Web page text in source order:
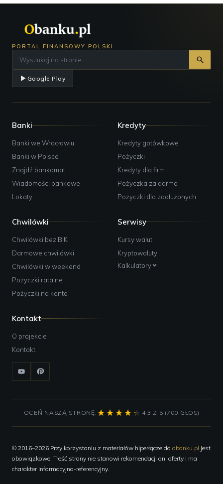
PORTAL FINANSOWY POLSKI
Google Play
Banki
Banki we Wrocławiu
Banki w Polsce
Znajdź bankomat
Wiadomości bankowe
Lokaty
Kredyty
Kredyty gotówkowe
Pożyczki
Kredyty dla firm
Pożyczka za darmo
Pożyczki dla zadłużonych
Chwilówki
Chwilówki bez BIK
Darmowe chwilówki
Chwilówki w weekend
Pożyczki ratalne
Pożyczki na konto
Serwisy
Kursy walut
Kryptowaluty
Kalkulatory
Kontakt
O projekcie
Kontakt
OCEŃ NASZĄ STRONĘ: 4.3 Z 5 (700 GŁOS)
© 2016–2026 Przy korzystaniu z materiałów hiperłącze do obanku.pl jest
obowiązkowe. Treść strony nie stanowi rekomendacji ani oferty i ma
charakter informacyjno-referencyjny.